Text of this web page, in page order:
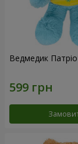
Ведмедик